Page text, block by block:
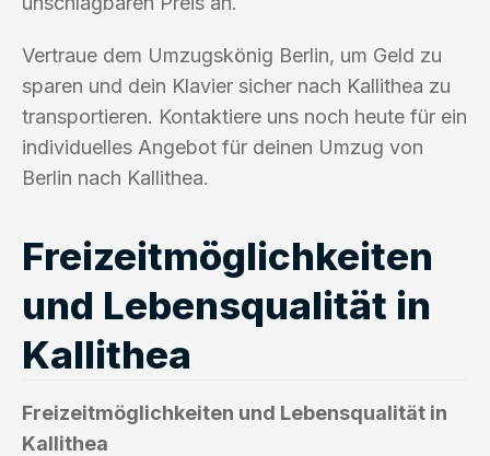
Vertraue dem Umzugskönig Berlin, um Geld zu
sparen und dein Klavier sicher nach Kallithea zu
transportieren. Kontaktiere uns noch heute für ein
individuelles Angebot für deinen Umzug von
Berlin nach Kallithea.
Freizeitmöglichkeiten
und Lebensqualität in
Kallithea
Freizeitmöglichkeiten und Lebensqualität in
Kallithea